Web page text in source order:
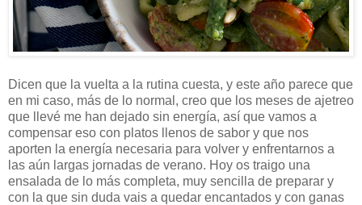
Dicen que la vuelta a la rutina cuesta, y este año parece que
en mi caso, más de lo normal, creo que los meses de ajetreo
que llevé me han dejado sin energía, así que vamos a
compensar eso con platos llenos de sabor y que nos
aporten la energía necesaria para volver y enfrentarnos a
las aún largas jornadas de verano. Hoy os traigo una
ensalada de lo más completa, muy sencilla de preparar y
con la que sin duda vais a quedar encantados y con ganas